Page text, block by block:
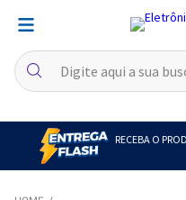
RECEBA O